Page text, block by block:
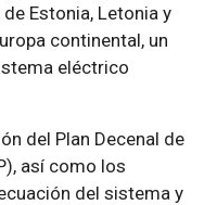
Estonia, Letonia y
continental, un
eléctrico
del Plan Decenal de
así como los
del sistema y